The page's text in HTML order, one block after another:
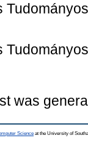
was
Science at the University of